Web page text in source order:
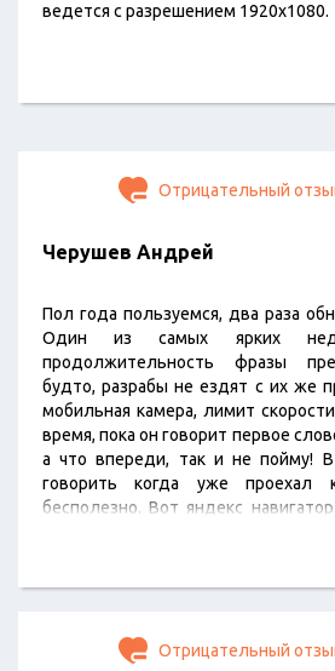
ведется с разрешением 1920x1080.
Отрицательный
Черушев Андрей
Пол года пользуемся, два раза
Один из самых ярких
продолжительность фразы
будто, разрабы не ездят с их же
мобильная камера, лимит
время, пока он говорит первое
а что впереди, так и не пойму! В
говорить когда уже проехал
бесполезно. Вот яндекс
делает он достаточно
существующие…Отрицательный